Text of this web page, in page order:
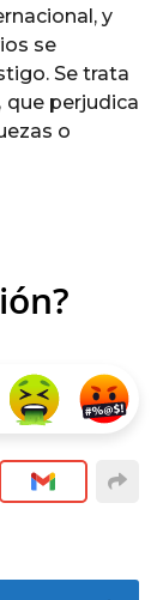
y
se
Se trata
que perjudica
o